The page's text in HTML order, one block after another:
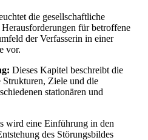
die gesellschaftliche
für betroffene
der Verfasserin in einer
vor.
Dieses Kapitel beschreibt die
Ziele und die
stationären und
wird eine Einführung in den
des Störungsbildes